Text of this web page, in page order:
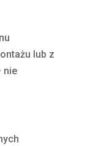
lub z
nie